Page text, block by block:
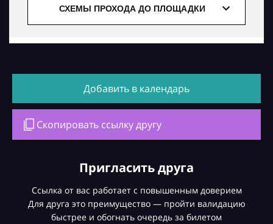
СХЕМЫ ПРОХОДА ДО ПЛОЩАДКИ
Добавить в календарь
Скопировать ссылку другу
Пригласить друга
Ссылка от вас работает с повышенным доверием
Для друга это преимущество — пройти валидацию
быстрее и обогнать очередь за билетом